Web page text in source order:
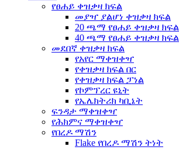
የፀሐይ ቀዝቃዛ ክፍል
መያዣ ያልሆነ ቀዝቃዛ ክፍል
20 ጫማ የፀሐይ ቀዝቃዛ ክፍል
40 ጫማ የፀሐይ ቀዝቃዛ ክፍል
መደበኛ ቀዝቃዛ ክፍል
የአየር ማቀዝቀዣ
የቀዝቃዛ ክፍል በር
የቀዝቃዛ ክፍል ፓነል
የኮምፕረር ዩኒት
የኤሌክትሪክ ካቢኔት
ፍንዳታ ማቀዝቀዣ
የሕክምና ማቀዝቀዣ
የበረዶ ማሽን
Flake የበረዶ ማሽን ትነት